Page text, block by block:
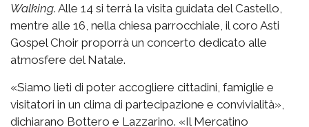
Walking. Alle 14 si terrà la visita guidata del Castello,
mentre alle 16, nella chiesa parrocchiale, il coro Asti
Gospel Choir proporrà un concerto dedicato alle
atmosfere del Natale.
«Siamo lieti di poter accogliere cittadini, famiglie e
visitatori in un clima di partecipazione e convivialità»,
dichiarano Bottero e Lazzarino. «Il Mercatino